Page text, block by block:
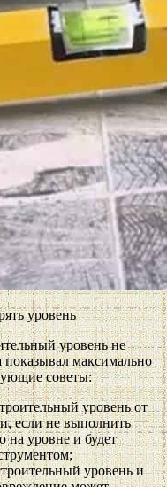
уровень
уровень не
показывал максимально
советы:
уровень от
если не выполнить
на уровне и будет
уровень и